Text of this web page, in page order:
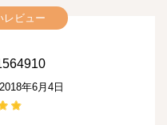
レビュー
年6月4日